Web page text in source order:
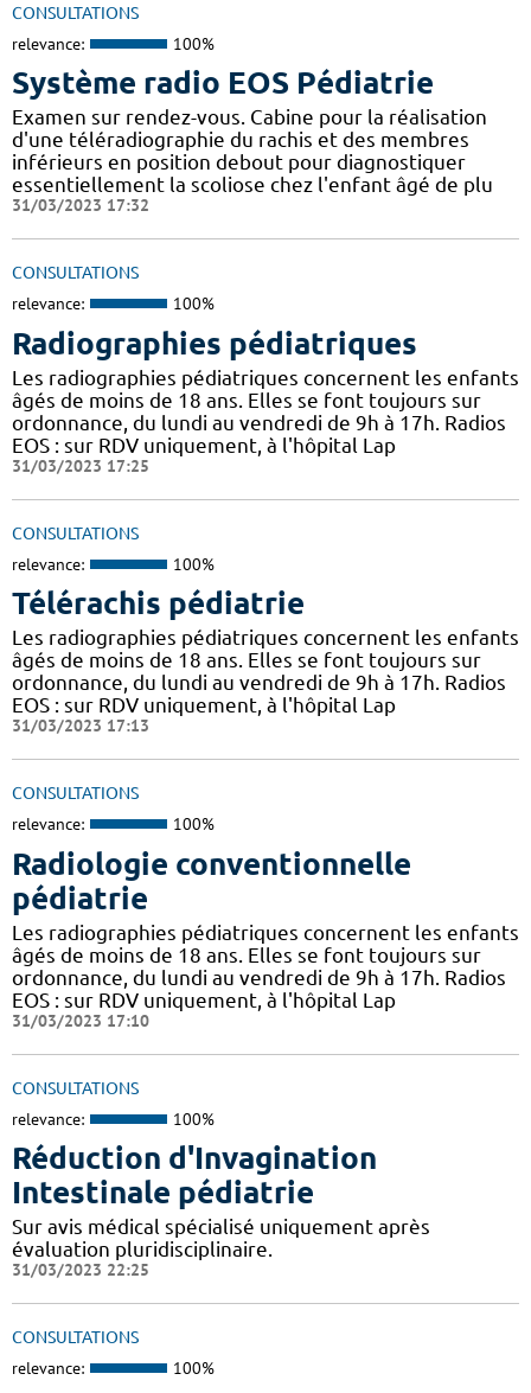
CONSULTATIONS
relevance: 100%
Système radio EOS Pédiatrie
Examen sur rendez-vous. Cabine pour la réalisation
d'une téléradiographie du rachis et des membres
inférieurs en position debout pour diagnostiquer
essentiellement la scoliose chez l'enfant âgé de plu
31/03/2023 17:32
CONSULTATIONS
relevance: 100%
Radiographies pédiatriques
Les radiographies pédiatriques concernent les enfants
âgés de moins de 18 ans. Elles se font toujours sur
ordonnance, du lundi au vendredi de 9h à 17h. Radios
EOS : sur RDV uniquement, à l'hôpital Lap
31/03/2023 17:25
CONSULTATIONS
relevance: 100%
Télérachis pédiatrie
Les radiographies pédiatriques concernent les enfants
âgés de moins de 18 ans. Elles se font toujours sur
ordonnance, du lundi au vendredi de 9h à 17h. Radios
EOS : sur RDV uniquement, à l'hôpital Lap
31/03/2023 17:13
CONSULTATIONS
relevance: 100%
Radiologie conventionnelle
pédiatrie
Les radiographies pédiatriques concernent les enfants
âgés de moins de 18 ans. Elles se font toujours sur
ordonnance, du lundi au vendredi de 9h à 17h. Radios
EOS : sur RDV uniquement, à l'hôpital Lap
31/03/2023 17:10
CONSULTATIONS
relevance: 100%
Réduction d'Invagination
Intestinale pédiatrie
Sur avis médical spécialisé uniquement après
évaluation pluridisciplinaire.
31/03/2023 22:25
CONSULTATIONS
relevance: 100%